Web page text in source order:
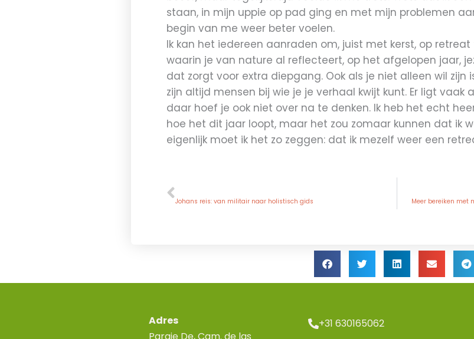
staan, in mijn uppie op pad ging en met mijn problemen
begin van me weer beter voelen.
Ik kan het iedereen aanraden om, juist met kerst, op
waarin je van nature al reflecteert, op het afgelopen jaar,
dat zorgt voor extra diepgang. Ook als je niet alleen wil zijn
zijn altijd mensen bij wie je je verhaal kwijt kunt. Er ligt vaak
daar hoef je ook niet over na te denken. Ik heb het echt
hoe het dit jaar loopt, maar het zou zomaar kunnen dat ik
eigenlijk moet ik het zo zeggen: dat ik mezelf weer een
Vorige
Johans reis: van militair naar holistisch gids Meer bereiken met
Adres
+31 630165062